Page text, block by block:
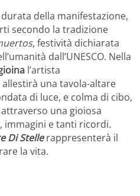
della manifestazione,
secondo la tradizione
, festività dichiarata
dall’UNESCO. Nella
l’artista
allestirà una tavola-altare
di luce, e colma di cibo,
una gioiosa
immagini e tanti ricordi.
Di Stellerappresenterà il
la vita.